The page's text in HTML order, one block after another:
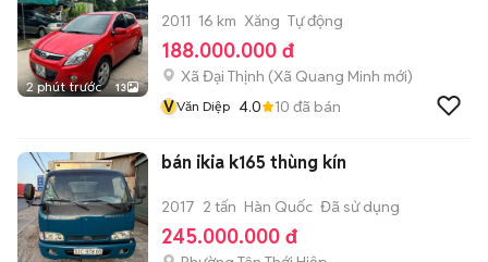
2 phút trước 13
2011 16 km Xăng Tự động
188.000.000 đ
Xã Đại Thịnh (Xã Quang Minh mới)
VVăn Diệp 4.0 10 đã bán
bán ikia k165 thùng kín
2017 2 tấn Hàn Quốc Đã sử dụng
245.000.000 đ